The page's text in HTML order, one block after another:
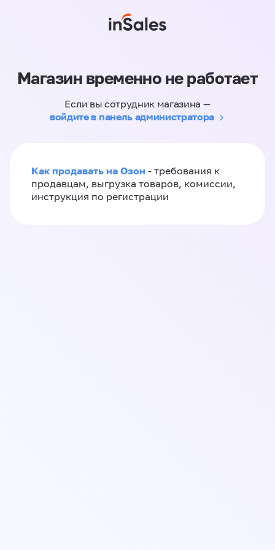
Магазин временно не работает
Если вы сотрудник магазина —
войдите в панель администратора
Как продавать на Озон - требования к
продавцам, выгрузка товаров, комиссии,
инструкция по регистрации